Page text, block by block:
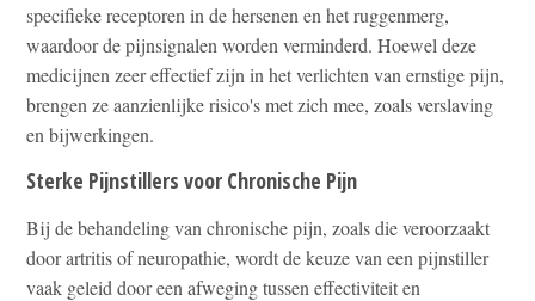
specifieke receptoren in de hersenen en het ruggenmerg,
waardoor de pijnsignalen worden verminderd. Hoewel deze
medicijnen zeer effectief zijn in het verlichten van ernstige pijn,
brengen ze aanzienlijke risico's met zich mee, zoals verslaving
en bijwerkingen.
Sterke Pijnstillers voor Chronische Pijn
Bij de behandeling van chronische pijn, zoals die veroorzaakt
door artritis of neuropathie, wordt de keuze van een pijnstiller
vaak geleid door een afweging tussen effectiviteit en